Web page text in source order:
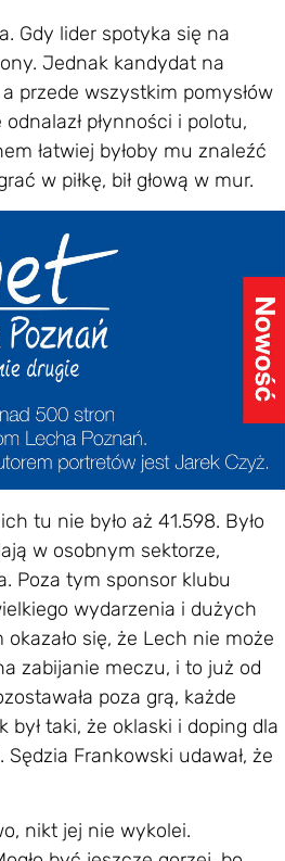
Gdy lider spotyka się na
Jednak kandydat na
przede wszystkim pomysłów
płynności i polotu,
łatwiej byłoby mu znaleźć
w piłkę, bił głową w mur.
tu nie było aż 41.598. Było
w osobnym sektorze,
Poza tym sponsor klubu
wydarzenia i dużych
się, że Lech nie może
zabijanie meczu, i to już od
poza grą, każde
taki, że oklaski i doping dla
Frankowski udawał, że
nikt jej nie wykolei.